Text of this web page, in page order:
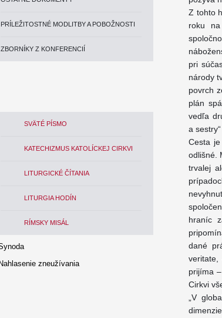
PRÍLEŽITOSTNÉ MODLITBY A POBOŽNOSTI
ZBORNÍKY Z KONFERENCIÍ
SVÄTÉ PÍSMO
KATECHIZMUS KATOLÍCKEJ CIRKVI
LITURGICKÉ ČÍTANIA
LITURGIA HODÍN
RÍMSKY MISÁL
Z tohto
roku
pri
národy
povrch
plán
vedľa
a
Cesta
odlišné.
trvalej
hraníc
dané
prijíma
Cirkvi
„V